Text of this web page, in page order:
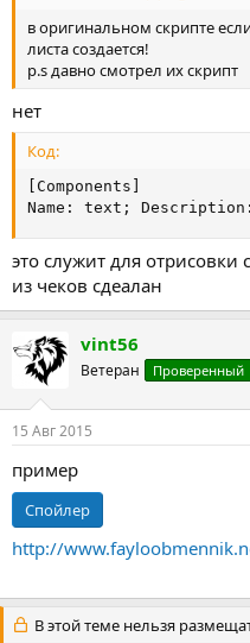
в оригинальном скрипте
листа создается!
p.s давно смотрел их скрипт
нет
Код:
[Components]
Name: text;
это служит для
из чеков сдеалан
vint56
Ветеран Проверенный
15 Авг 2015
пример
Спойлер
http://
В этой теме нельзя